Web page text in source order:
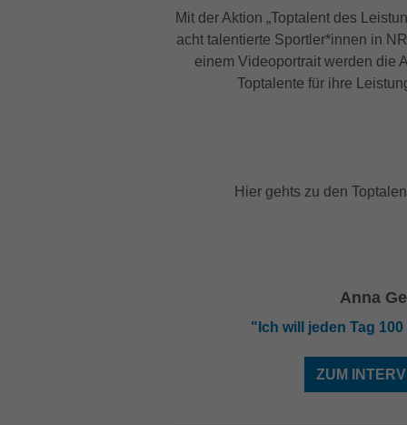
Mit der Aktion „Toptalent des
acht talentierte Sportler*innen in
einem Videoportrait werden die
Toptalente für ihre
Hier gehts zu den
Anna
"Ich will jeden Tag
ZUM